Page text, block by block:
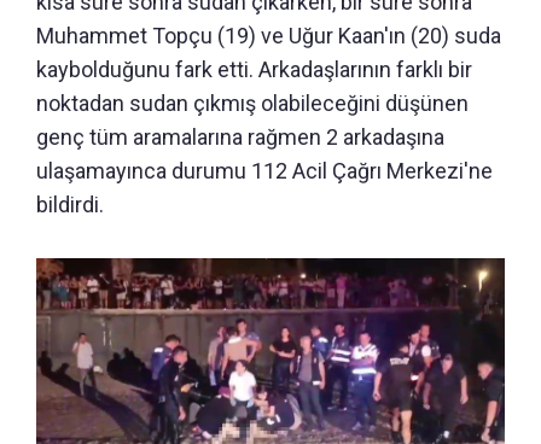
Muhammet Topçu (19) ve Uğur Kaan'ın (20) suda
kaybolduğunu fark etti. Arkadaşlarının farklı bir
noktadan sudan çıkmış olabileceğini düşünen
genç tüm aramalarına rağmen 2 arkadaşına
ulaşamayınca durumu 112 Acil Çağrı Merkezi'ne
bildirdi.